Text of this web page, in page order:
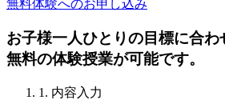
無料体験へのお申し込み
お子様一人ひとりの目標に合わ
無料の体験授業が可能です。
1. 内容入力